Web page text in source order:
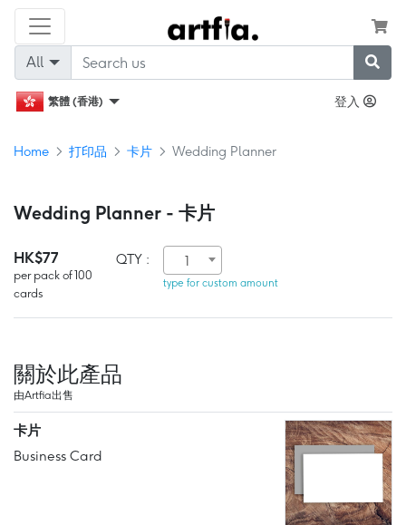
All
繁體 (香港) 登入
Home 打印品 卡片 Wedding Planner
Wedding Planner - 卡片
HK$77
per pack of 100
cards
QTY : 1
type for custom amount
關於此產品
由Artfia出售
卡片
Business Card